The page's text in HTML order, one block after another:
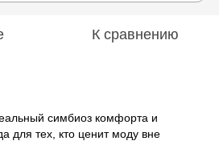
К сравнению
симбиоз комфорта и
для тех, кто ценит моду вне